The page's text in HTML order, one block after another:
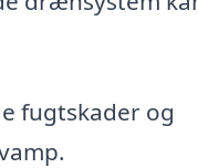
fugtskader og